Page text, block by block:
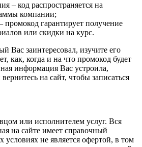
– код распространяется на
компании;
гарантирует получение
или скидки на курс.
Вас заинтересовал, изучите его
как, когда и на что промокод будет
информация Вас устроила,
на сайт, чтобы записаться
или исполнителем услуг. Вся
на сайте имеет справочный
условиях не является офертой, в том